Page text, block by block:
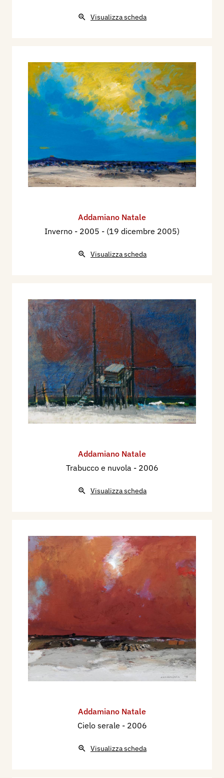
Visualizza scheda
Addamiano Natale
Inverno - 2005 - (19 dicembre 2005)
Visualizza scheda
Addamiano Natale
Trabucco e nuvola - 2006
Visualizza scheda
Addamiano Natale
Cielo serale - 2006
Visualizza scheda